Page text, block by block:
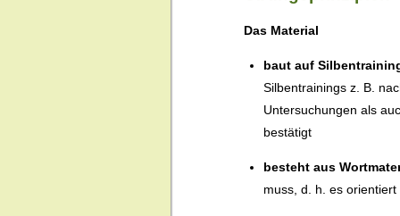
Das Material
baut auf
Silbentrainings z. B.
Untersuchungen als
bestätigt
besteht aus
muss, d. h. es